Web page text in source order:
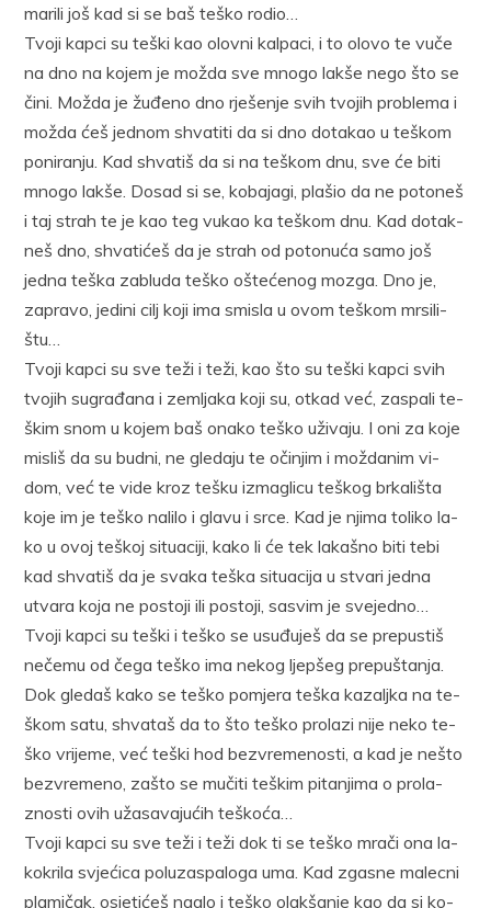
ma­ri­li još kad si se baš te­ško ro­dio…
Tvo­ji kap­ci su te­ški kao olov­ni kal­pa­ci, i to olo­vo te vu­če
na dno na ko­jem je mo­žda sve mno­go lak­še ne­go što se
či­ni. Mo­žda je žu­đe­no dno rje­še­nje svih tvo­jih pro­ble­ma i
mo­žda ćeš jed­nom shva­ti­ti da si dno do­ta­kao u te­škom
po­ni­ra­nju. Kad shva­tiš da si na te­škom dnu, sve će bi­ti
mno­go lak­še. Do­sad si se, ko­ba­ja­gi, pla­šio da ne po­to­neš
i taj strah te je kao teg vu­kao ka te­škom dnu. Kad do­tak­
neš dno, shva­ti­ćeš da je strah od po­to­nu­ća sa­mo još
jed­na te­ška za­blu­da te­ško ošte­će­nog mo­zga. Dno je,
za­pra­vo, je­di­ni cilj ko­ji ima smi­sla u ovom te­škom mr­si­li­
štu…
Tvo­ji kap­ci su sve te­ži i te­ži, kao što su te­ški kap­ci svih
tvo­jih su­gra­đa­na i ze­mlja­ka ko­ji su, ot­kad već, za­spa­li te­
škim snom u ko­jem baš ona­ko te­ško uži­va­ju. I oni za ko­je
mi­sliš da su bud­ni, ne gle­da­ju te oči­njim i mo­žda­nim vi­
dom, već te vi­de kroz te­šku iz­ma­gli­cu te­škog br­ka­li­šta
ko­je im je te­ško na­li­lo i gla­vu i sr­ce. Kad je nji­ma to­li­ko la­
ko u ovoj te­škoj si­tu­a­ci­ji, ka­ko li će tek la­ka­šno bi­ti te­bi
kad shva­tiš da je sva­ka te­ška si­tu­a­ci­ja u stva­ri jed­na
utva­ra ko­ja ne po­sto­ji ili po­sto­ji, sa­svim je sve­jed­no…
Tvo­ji kap­ci su te­ški i te­ško se usu­đu­ješ da se pre­pu­stiš
ne­če­mu od če­ga te­ško ima ne­kog ljep­šeg pre­pu­šta­nja.
Dok gle­daš ka­ko se te­ško po­mje­ra te­ška ka­zalj­ka na te­
škom sa­tu, shva­taš da to što te­ško pro­la­zi ni­je ne­ko te­
ško vri­je­me, već te­ški hod bez­vre­me­no­sti, a kad je ne­što
bez­vre­me­no, za­što se mu­či­ti te­škim pi­ta­nji­ma o pro­la­
zno­sti ovih uža­sa­va­ju­ćih te­ško­ća…
Tvo­ji kap­ci su sve te­ži i te­ži dok ti se te­ško mra­či ona la­
ko­kri­la svje­ći­ca po­lu­za­spa­lo­ga uma. Kad zga­sne ma­lec­ni
pla­mi­čak, osje­ti­ćeš na­glo i te­ško olak­ša­nje kao da si ko­